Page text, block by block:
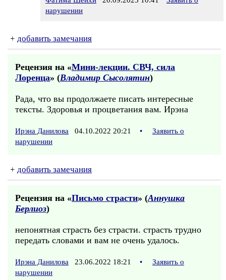
нарушении
+ добавить замечания
Рецензия на «Мини-лекции. СВЧ, сила
Лоренца» (Владимир Сысолятин)
Рада, что вы продолжаете писать интересные
тексты. Здоровья и процветания вам. Ирэна
Ирэна Данилова 04.10.2022 20:21 •
Заявить о
нарушении
+ добавить замечания
Рецензия на «Письмо страсти» (Аннушка
Берлиоз)
непонятная страсть без страсти. страсть трудно
передать словами и вам не очень удалось.
Ирэна Данилова 23.06.2022 18:21 •
Заявить о
нарушении